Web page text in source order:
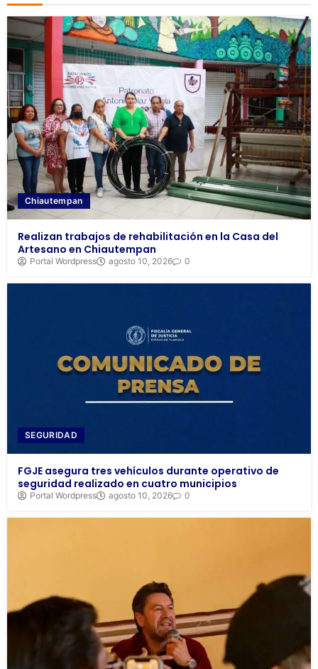
Chiautempan
Realizan trabajos de rehabilitación en la Casa del
Artesano en Chiautempan
Portal Wordpress agosto 10, 2026 0
SEGURIDAD
FGJE asegura tres vehículos durante operativo de
seguridad realizado en cuatro municipios
Portal Wordpress agosto 10, 2026 0